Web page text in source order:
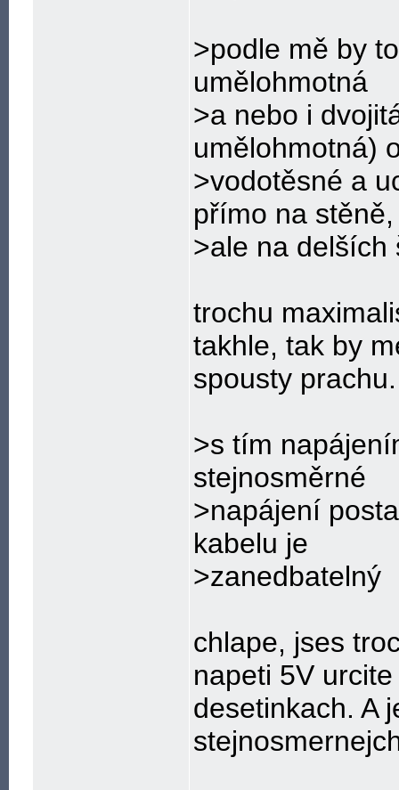
>podle mě by
umělohmotná
>a nebo i
umělohmotná)
>vodotěsné a
přímo na stěně,
>ale na delších
trochu
takhle, tak by
spousty prachu.
>s tím
stejnosměrné
>napájení
kabelu je
>zanedbatelný
chlape, jses
napeti 5V
desetinkach. A